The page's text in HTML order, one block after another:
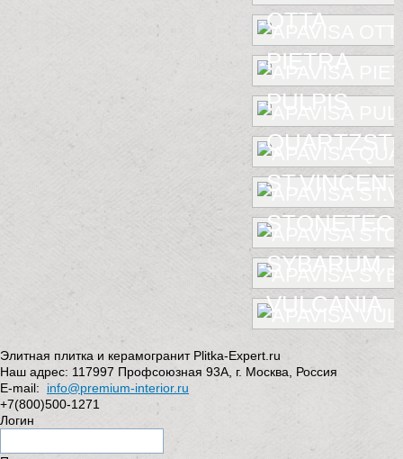
OTTA
PIETRA
PULPIS
ST.VINCENT
SYBARUM
VULCANIA
Элитная плитка и керамогранит Plitka-Expert.ru
Наш адрес: 117997 Профсоюзная 93А г. Москва
Россия
E-mail:
info@premium-interior.ru
+7(800)500-1271
Логин